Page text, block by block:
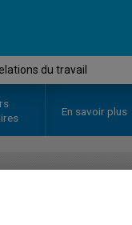
du travail
En savoir plus